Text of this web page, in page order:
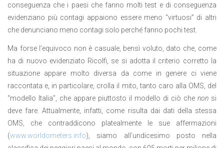
conseguenza che i paesi che fanno molti test e di conseguenza
evidenziano più contagi appaiono essere meno “virtuosi” di altri
che denunciano meno contagi solo perché fanno pochi test.
Ma forse l’equivoco non è casuale, bensì voluto, dato che, come
ha di nuovo evidenziato Ricolfi, se si adotta il criterio corretto la
situazione appare molto diversa da come in genere ci viene
raccontata e, in particolare, crolla il mito, tanto caro alla OMS, del
“modello Italia”, che appare piuttosto il modello di ciò che non si
deve fare. Attualmente, infatti, come risulta dai dati della stessa
OMS, che contraddicono platealmente le sue affermazioni
(www.worldometers.info), siamo all’undicesimo posto nella